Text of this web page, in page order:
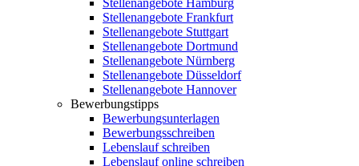
Stellenangebote Hamburg
Stellenangebote Frankfurt
Stellenangebote Stuttgart
Stellenangebote Dortmund
Stellenangebote Nürnberg
Stellenangebote Düsseldorf
Stellenangebote Hannover
Bewerbungstipps
Bewerbungsunterlagen
Bewerbungsschreiben
Lebenslauf schreiben
Lebenslauf online schreiben